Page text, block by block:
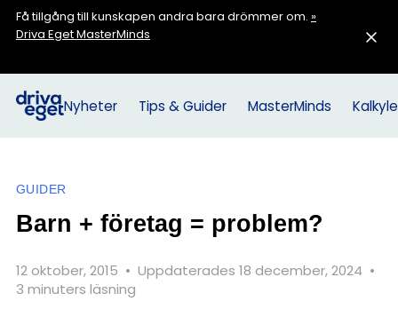
Få tillgång till kunskapen andra bara drömmer om. »
Driva Eget MasterMinds
Nyheter Tips & Guider MasterMinds
GUIDER
Barn + företag = problem?
12 oktober, 2015 • Uppdaterades 18 december, 2024 •
3 minuters läsning